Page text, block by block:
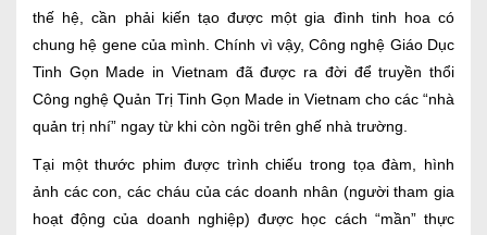
thế hệ, cần phải kiến tạo được một gia đình tinh hoa có
chung hệ gene của mình. Chính vì vậy, Công nghệ Giáo Dục
Tinh Gọn Made in Vietnam đã được ra đời để truyền thổi
Công nghệ Quản Trị Tinh Gọn Made in Vietnam cho các “nhà
quản trị nhí” ngay từ khi còn ngồi trên ghế nhà trường.
Tại một thước phim được trình chiếu trong tọa đàm, hình
ảnh các con, các cháu của các doanh nhân (người tham gia
hoạt động của doanh nghiệp) được học cách “mần” thực